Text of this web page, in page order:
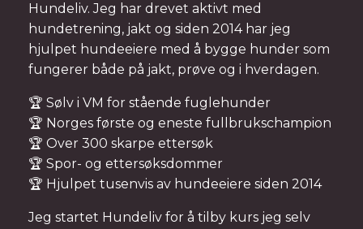
Hundeliv. Jeg har drevet aktivt med
hundetrening, jakt og siden 2014 har jeg
hjulpet hundeeiere med å bygge hunder som
fungerer både på jakt, prøve og i hverdagen.
🏆 Sølv i VM for stående fuglehunder
🏆 Norges første og eneste fullbrukschampion
🏆 Over 300 skarpe ettersøk
🏆 Spor- og ettersøksdommer
🏆 Hjulpet tusenvis av hundeeiere siden 2014
Jeg startet Hundeliv for å tilby kurs jeg selv